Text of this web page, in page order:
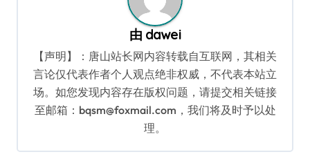
由 dawei
【声明】：唐山站长网内容转载自互联网，其相关
言论仅代表作者个人观点绝非权威，不代表本站立
场。如您发现内容存在版权问题，请提交相关链接
至邮箱：bqsm@foxmail.com，我们将及时予以处
理。